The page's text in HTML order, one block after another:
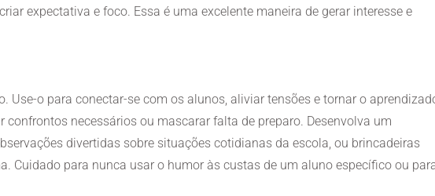
expectativa e foco. Essa é uma excelente maneira de gerar interesse e
Use-o para conectar-se com os alunos, aliviar tensões e tornar o
necessários ou mascarar falta de preparo. Desenvolva um
divertidas sobre situações cotidianas da escola, ou brincadeiras
Cuidado para nunca usar o humor às custas de um aluno específico ou